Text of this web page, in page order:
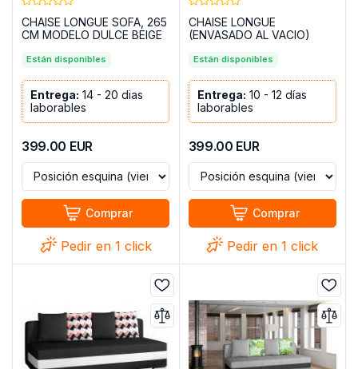
CHAISE LONGUE SOFA, 265
CM MODELO DULCE BEIGE
Están disponibles
Entrega: 14 - 20 dias
laborables
399.00 EUR
Comprar
Pedir en 1 click
CHAISE LONGUE
(ENVASADO AL VACIO)
Están disponibles
Entrega: 10 - 12 días
laborables
399.00 EUR
Comprar
Pedir en 1 click